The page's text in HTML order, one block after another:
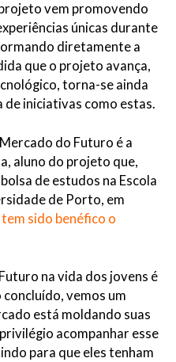
vem promovendo
únicas durante
diretamente a
que o projeto avança,
torna-se ainda
iniciativas como estas.
do Futuro é a
aluno do projeto que,
de estudos na Escola
de Porto, em
sido benéfico o
na vida dos jovens é
vemos um
está moldando suas
acompanhar esse
para que eles tenham